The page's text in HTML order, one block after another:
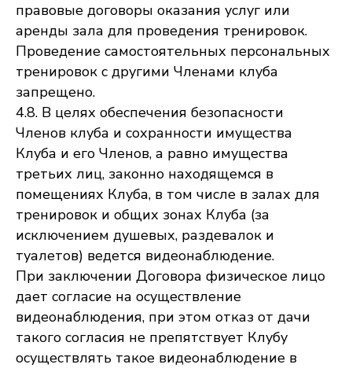
правовые договоры оказания услуг или
аренды зала для проведения тренировок.
Проведение самостоятельных персональных
тренировок с другими Членами клуба
запрещено.
4.8. В целях обеспечения безопасности
Членов клуба и сохранности имущества
Клуба и его Членов, а равно имущества
третьих лиц, законно находящемся в
помещениях Клуба, в том числе в залах для
тренировок и общих зонах Клуба (за
исключением душевых, раздевалок и
туалетов) ведется видеонаблюдение.
При заключении Договора физическое лицо
дает согласие на осуществление
видеонаблюдения, при этом отказ от дачи
такого согласия не препятствует Клубу
осуществлять такое видеонаблюдение в